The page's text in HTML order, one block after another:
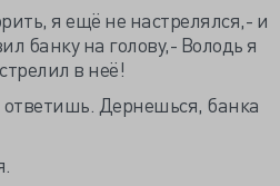
я ещё не настрелялся,- и
банку на голову,- Володь я
в неё!
ответишь. Дернешься, банка